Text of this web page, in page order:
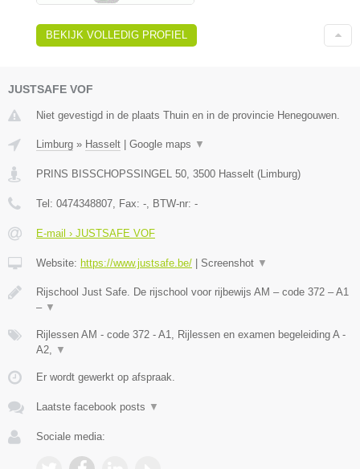
BEKIJK VOLLEDIG PROFIEL
JUSTSAFE VOF
Niet gevestigd in de plaats Thuin en in de provincie Henegouwen.
Limburg » Hasselt Google maps ▼
PRINS BISSCHOPSSINGEL 50, 3500 Hasselt (Limburg)
Tel: 0474348807, Fax: -, BTW-nr: -
E-mail › JUSTSAFE VOF
Website: https://www.justsafe.be/ Screenshot ▼
Rijschool Just Safe. De rijschool voor rijbewijs AM – code 372 – A1
– ▼
Rijlessen AM - code 372 - A1, Rijlessen en examen begeleiding A -
A2, ▼
Er wordt gewerkt op afspraak.
Laatste facebook posts ▼
Sociale media: